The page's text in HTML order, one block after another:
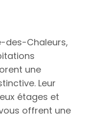
des-Chaleurs,
une
Leur
étages et
offrent une